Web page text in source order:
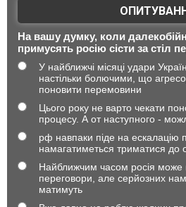
На вашу думку, коли
примусять росію сісти за стіл
У найближчі місяці удари
настільки болючими, що
поновити перемовини
Цього року не варто чекати
процесу. А от наступного -
рф навпаки піде на ескалацію
намагатиметься триматися до
Найближчим часом росія може
переговори, але серйозних
матимуть